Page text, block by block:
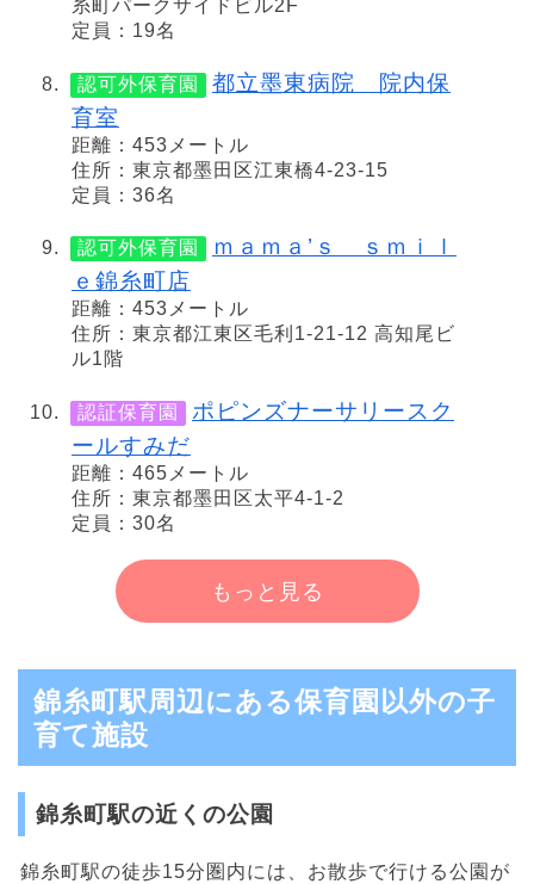
糸町パークサイドビル2F
定員：19名
認可外保育園
都立墨東病院 院内保
育室
距離：453メートル
住所：東京都墨田区江東橋4-23-15
定員：36名
認可外保育園
ｍａｍａ’ｓ ｓｍｉｌ
ｅ錦糸町店
距離：453メートル
住所：東京都江東区毛利1-21-12 高知尾ビ
ル1階
認証保育園
ポピンズナーサリースク
ールすみだ
距離：465メートル
住所：東京都墨田区太平4-1-2
定員：30名
もっと見る
錦糸町駅周辺にある保育園以外の子
育て施設
錦糸町駅の近くの公園
錦糸町駅の徒歩15分圏内には、お散歩で行ける公園が